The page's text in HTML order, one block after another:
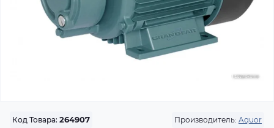
Код Товара: 264907 Производитель: Aquor